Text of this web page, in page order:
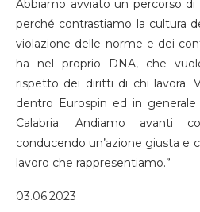
Abbiamo avviato un percorso
perché contrastiamo la cultura
violazione delle norme e dei
ha nel proprio DNA, che
rispetto dei diritti di chi lavora.
dentro Eurospin ed in
Calabria. Andiamo avanti
conducendo un’azione giusta e
lavoro che rappresentiamo.”
03.06.2023